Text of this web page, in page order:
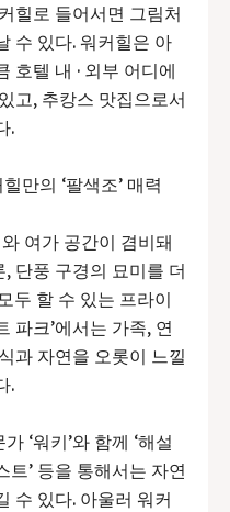
힐로 들어서면 그림처
수 있다. 워커힐은 아
호텔 내 · 외부 어디에
고, 추캉스 맛집으로서
.
만의 ‘팔색조’ 매력
여가 공간이 겸비돼
단풍 구경의 묘미를 더
두 할 수 있는 프라이
파크’에서는 가족, 연
과 자연을 오롯이 느낄
.
‘워키’와 함께 ‘해설
트’ 등을 통해서는 자연
수 있다. 아울러 워커